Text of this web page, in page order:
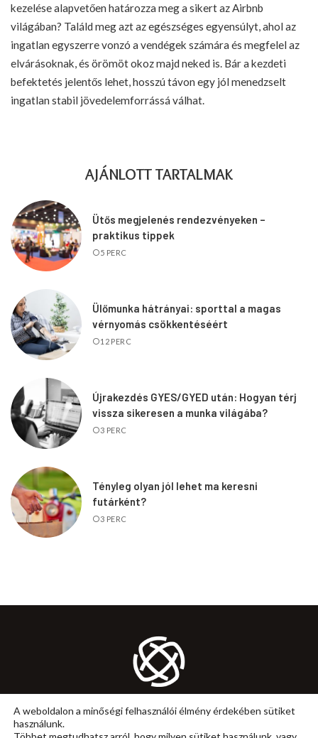
kezelése alapvetően határozza meg a sikert az Airbnb
világában? Találd meg azt az egészséges egyensúlyt, ahol az
ingatlan egyszerre vonzó a vendégek számára és megfelel az
elvárásoknak, és örömöt okoz majd neked is. Bár a kezdeti
befektetés jelentős lehet, hosszú távon egy jól menedzselt
ingatlan stabil jövedelemforrássá válhat.
AJÁNLOTT TARTALMAK
Ütős megjelenés rendezvényeken –
praktikus tippek
5 PERC
Ülőmunka hátrányai: sporttal a magas
vérnyomás csökkentéséért
12 PERC
Újrakezdés GYES/GYED után: Hogyan térj
vissza sikeresen a munka világába?
3 PERC
Tényleg olyan jól lehet ma keresni
futárként?
3 PERC
KARRIER MUNKA ÖNFEJLESZTÉS
TANÁCS
IMPRESSZUM
A weboldalon a minőségi felhasználói élmény érdekében sütiket
használunk.